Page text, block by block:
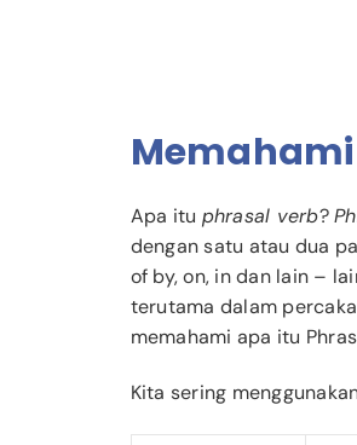
Apa itu phrasal verb?
dengan satu atau dua
of by, on, in dan lain –
terutama dalam
memahami apa itu
Kita sering